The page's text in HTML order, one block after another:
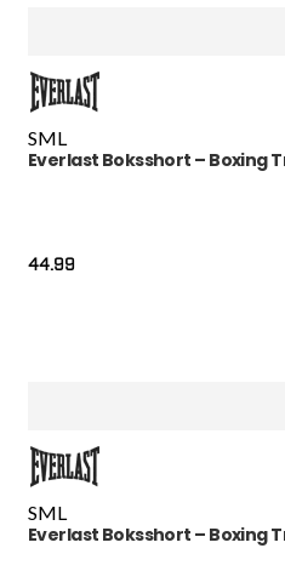
SML
Everlast Boksshort – Boxing
44.99
SML
Everlast Boksshort – Boxing